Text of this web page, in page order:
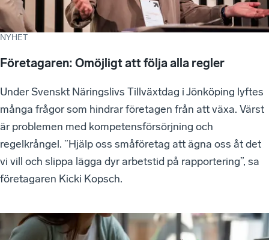
NYHET
Företagaren: Omöjligt att följa alla regler
Under Svenskt Näringslivs Tillväxtdag i Jönköping lyftes
många frågor som hindrar företagen från att växa. Värst
är problemen med kompetensförsörjning och
regelkrångel. ”Hjälp oss småföretag att ägna oss åt det
vi vill och slippa lägga dyr arbetstid på rapportering”, sa
företagaren Kicki Kopsch.